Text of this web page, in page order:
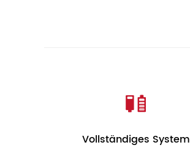
Vollständiges System